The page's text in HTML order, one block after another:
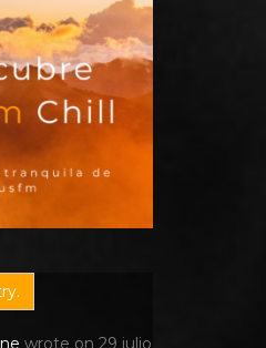
wrote on 29 julio